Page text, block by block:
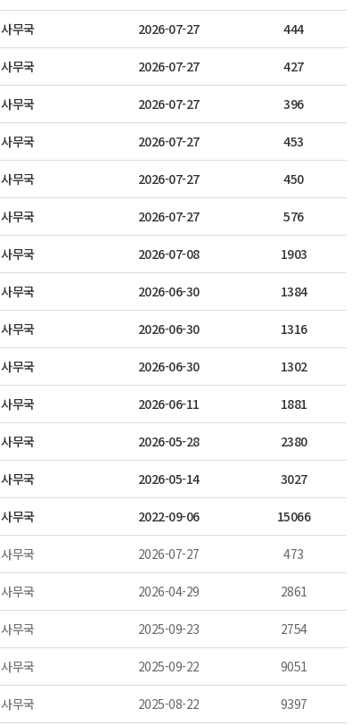
사무국 2026-07-27 444
사무국 2026-07-27 427
사무국 2026-07-27 396
사무국 2026-07-27 453
사무국 2026-07-27 450
사무국 2026-07-27 576
사무국 2026-07-08 1903
사무국 2026-06-30 1384
사무국 2026-06-30 1316
사무국 2026-06-30 1302
사무국 2026-06-11 1881
사무국 2026-05-28 2380
사무국 2026-05-14 3027
사무국 2022-09-06 15066
사무국 2026-07-27 473
사무국 2026-04-29 2861
사무국 2025-09-23 2754
사무국 2025-09-22 9051
사무국 2025-08-22 9397